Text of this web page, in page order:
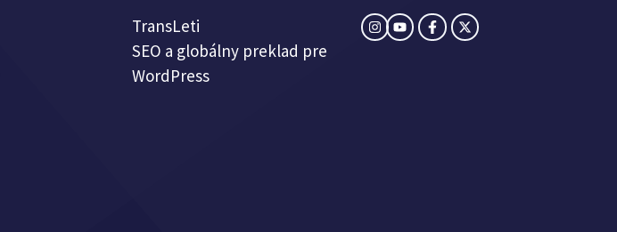
TransLeti
SEO a globálny preklad pre
WordPress